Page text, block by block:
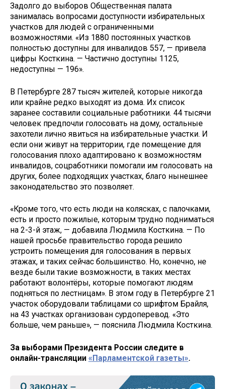
Задолго до выборов Общественная палата
занималась вопросами доступности избирательных
участков для людей с ограниченными
возможностями. «Из 1880 постоянных участков
полностью доступны для инвалидов 557, — привела
цифры Косткина. — Частично доступны 1125,
недоступны — 196».
В Петербурге 287 тысяч жителей, которые никогда
или крайне редко выходят из дома. Их список
заранее составили социальные работники. 44 тысячи
человек предпочли голосовать на дому, остальные
захотели лично явиться на избирательные участки. И
если они живут на территории, где помещение для
голосования плохо адаптировано к возможностям
инвалидов, соцработники помогали им голосовать на
других, более подходящих участках, благо нынешнее
законодательство это позволяет.
«Кроме того, что есть люди на колясках, с палочками,
есть и просто пожилые, которым трудно подниматься
на 2-3-й этаж, — добавила Людмила Косткина. — По
нашей просьбе правительство города решило
устроить помещения для голосования в первых
этажах, и таких сейчас большинство. Но, конечно, не
везде были такие возможности, в таких местах
работают волонтёры, которые помогают людям
подняться по лестницам». В этом году в Петербурге 21
участок оборудовали таблицами со шрифтом Брайля,
на 43 участках организован сурдоперевод. «Это
больше, чем раньше», — пояснила Людмила Косткина.
За выборами Президента России следите в
онлайн-трансляции «Парламентской газеты».